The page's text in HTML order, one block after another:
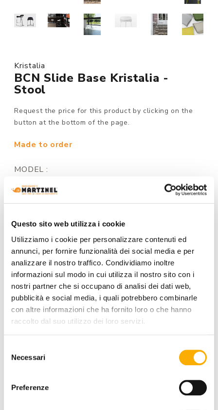
Questo sito web utilizza i cookie
Utilizziamo i cookie per personalizzare contenuti ed
annunci, per fornire funzionalità dei social media e per
analizzare il nostro traffico. Condividiamo inoltre
informazioni sul modo in cui utilizza il nostro sito con i
nostri partner che si occupano di analisi dei dati web,
pubblicità e social media, i quali potrebbero combinarle
con altre informazioni che ha fornito loro o che hanno
raccolto dal suo utilizzo dei loro servizi.
delNecessari
Preferenze
Kristalia
BCN Slide Base Kristalia -
Stool
Request the price for this product by clicking on the
button at the bottom of the page.
Made to order
MODEL :
SEAT AND BACKREST FINISH: